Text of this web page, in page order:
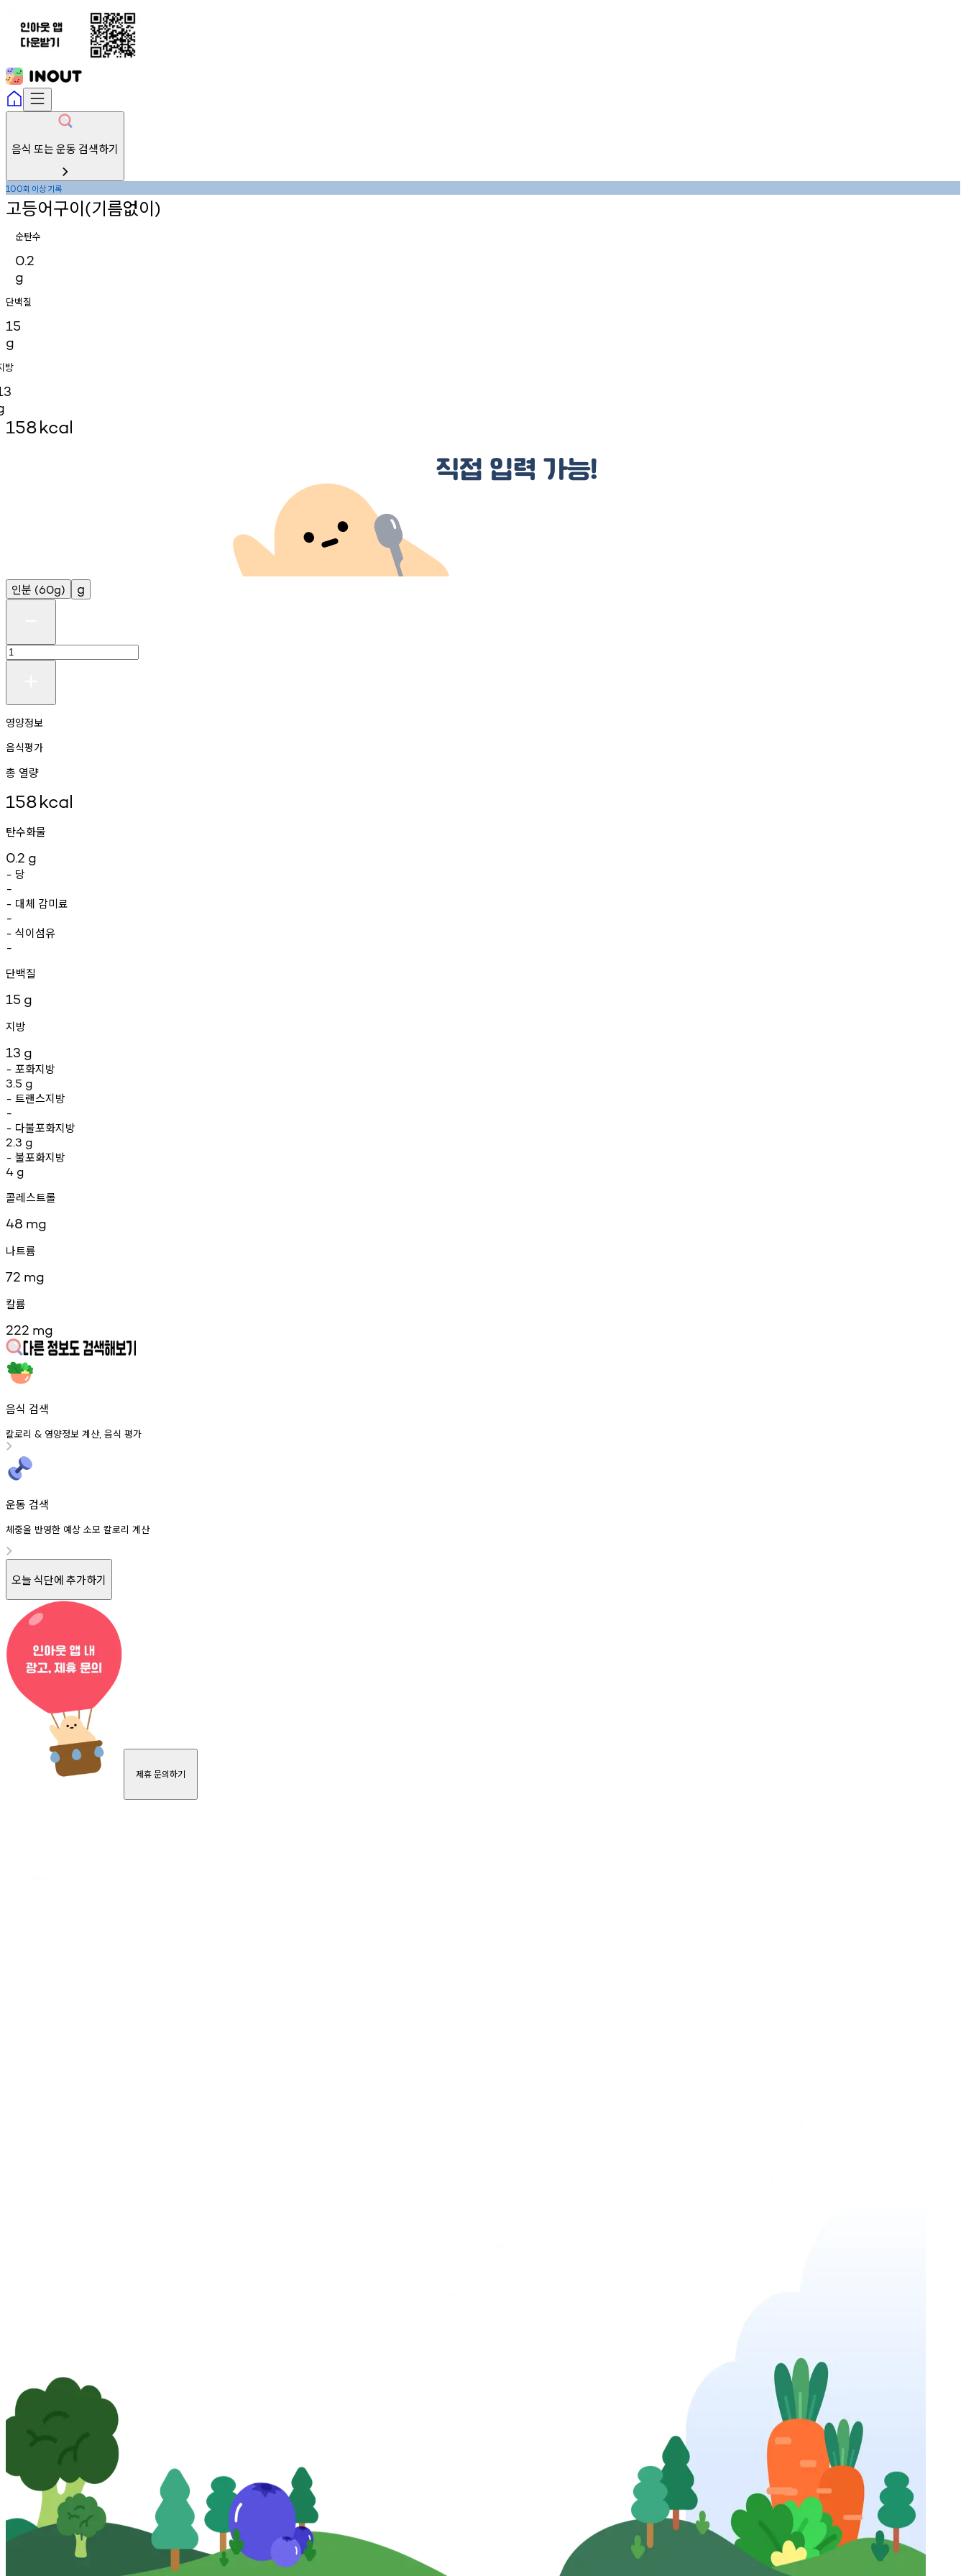
음식 또는 운동 검색하기
100회 이상기록
고등어구이(기름없이)
순탄수
0.2
g
단백질
15
g
방
158kcal
인분 (60g) g
영양정보
음식평가
총 열량
158kcal
탄수화물
0.2 g
- 당
-
- 대체 감미료
-
- 식이섬유
-
단백질
15 g
지방
13 g
- 포화지방
3.5 g
- 트랜스지방
-
- 다불포화지방
2.3 g
- 불포화지방
4 g
콜레스트롤
48 mg
나트륨
72 mg
칼륨
222 mg
음식 검색
칼로리 & 영양정보 계산, 음식 평가
운동 검색
체중을 반영한 예상 소모 칼로리 계산
오늘 식단에 추가하기
제휴 문의하기